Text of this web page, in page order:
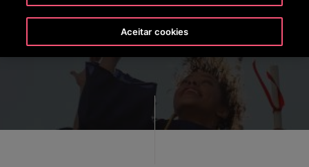
Nosso Programa de Bolsa de
Estudos Para Funcionários
Aceitar cookies